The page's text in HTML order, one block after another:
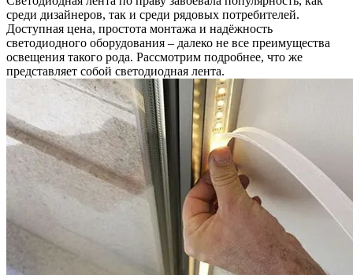
среди дизайнеров, так и среди рядовых потребителей.
Доступная цена, простота монтажа и надёжность
светодиодного оборудования – далеко не все преимущества
освещения такого рода. Рассмотрим подробнее, что же
представляет собой светодиодная лента.